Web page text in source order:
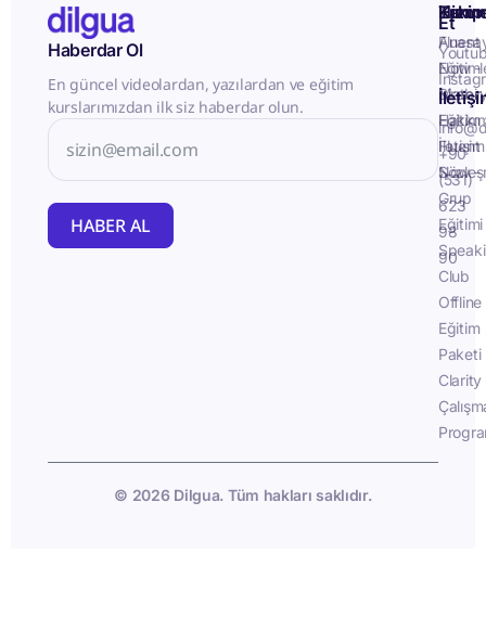
Haberdar Ol
En güncel videolardan, yazılardan ve eğitim
kurslarımızdan ilk siz haberdar olun.
HABER AL
İletişim
Fluent
Now -
Birebir
Eğitim
Fluent
Now -
Grup
Eğitimi
Club
Offline
Eğitim
Paketi
Clarity
Takip
Et
+90
(531)
623
98
90
© 2026 Dilgua. Tüm hakları saklıdır.